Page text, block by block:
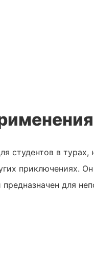
студентов в турах,
приключениях.
для